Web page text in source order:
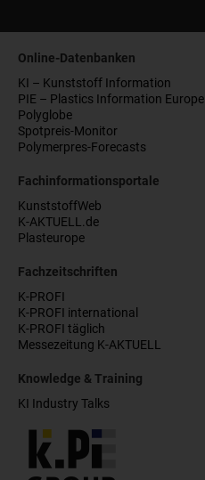
Online-Datenbanken
KI – Kunststoff Information
PIE – Plastics Information Europe
Polyglobe
Spotpreis-Monitor
Polymerpres-Forecasts
Fachinformationsportale
KunststoffWeb
K-AKTUELL.de
Plasteurope
Fachzeitschriften
K-PROFI
K-PROFI international
K-PROFI täglich
Messezeitung K-AKTUELL
Knowledge & Training
KI Industry Talks